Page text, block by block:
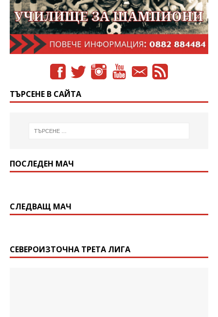
ТЪРСЕНЕ В САЙТА
ПОСЛЕДЕН МАЧ
СЛЕДВАЩ МАЧ
СЕВЕРОИЗТОЧНА ТРЕТА ЛИГА